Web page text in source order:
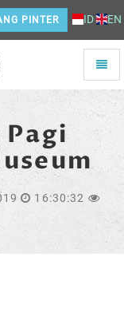
PINTER ID EN
Toggle
16:30:32